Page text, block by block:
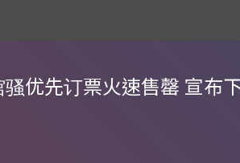
优先订票火速售罄 宣布